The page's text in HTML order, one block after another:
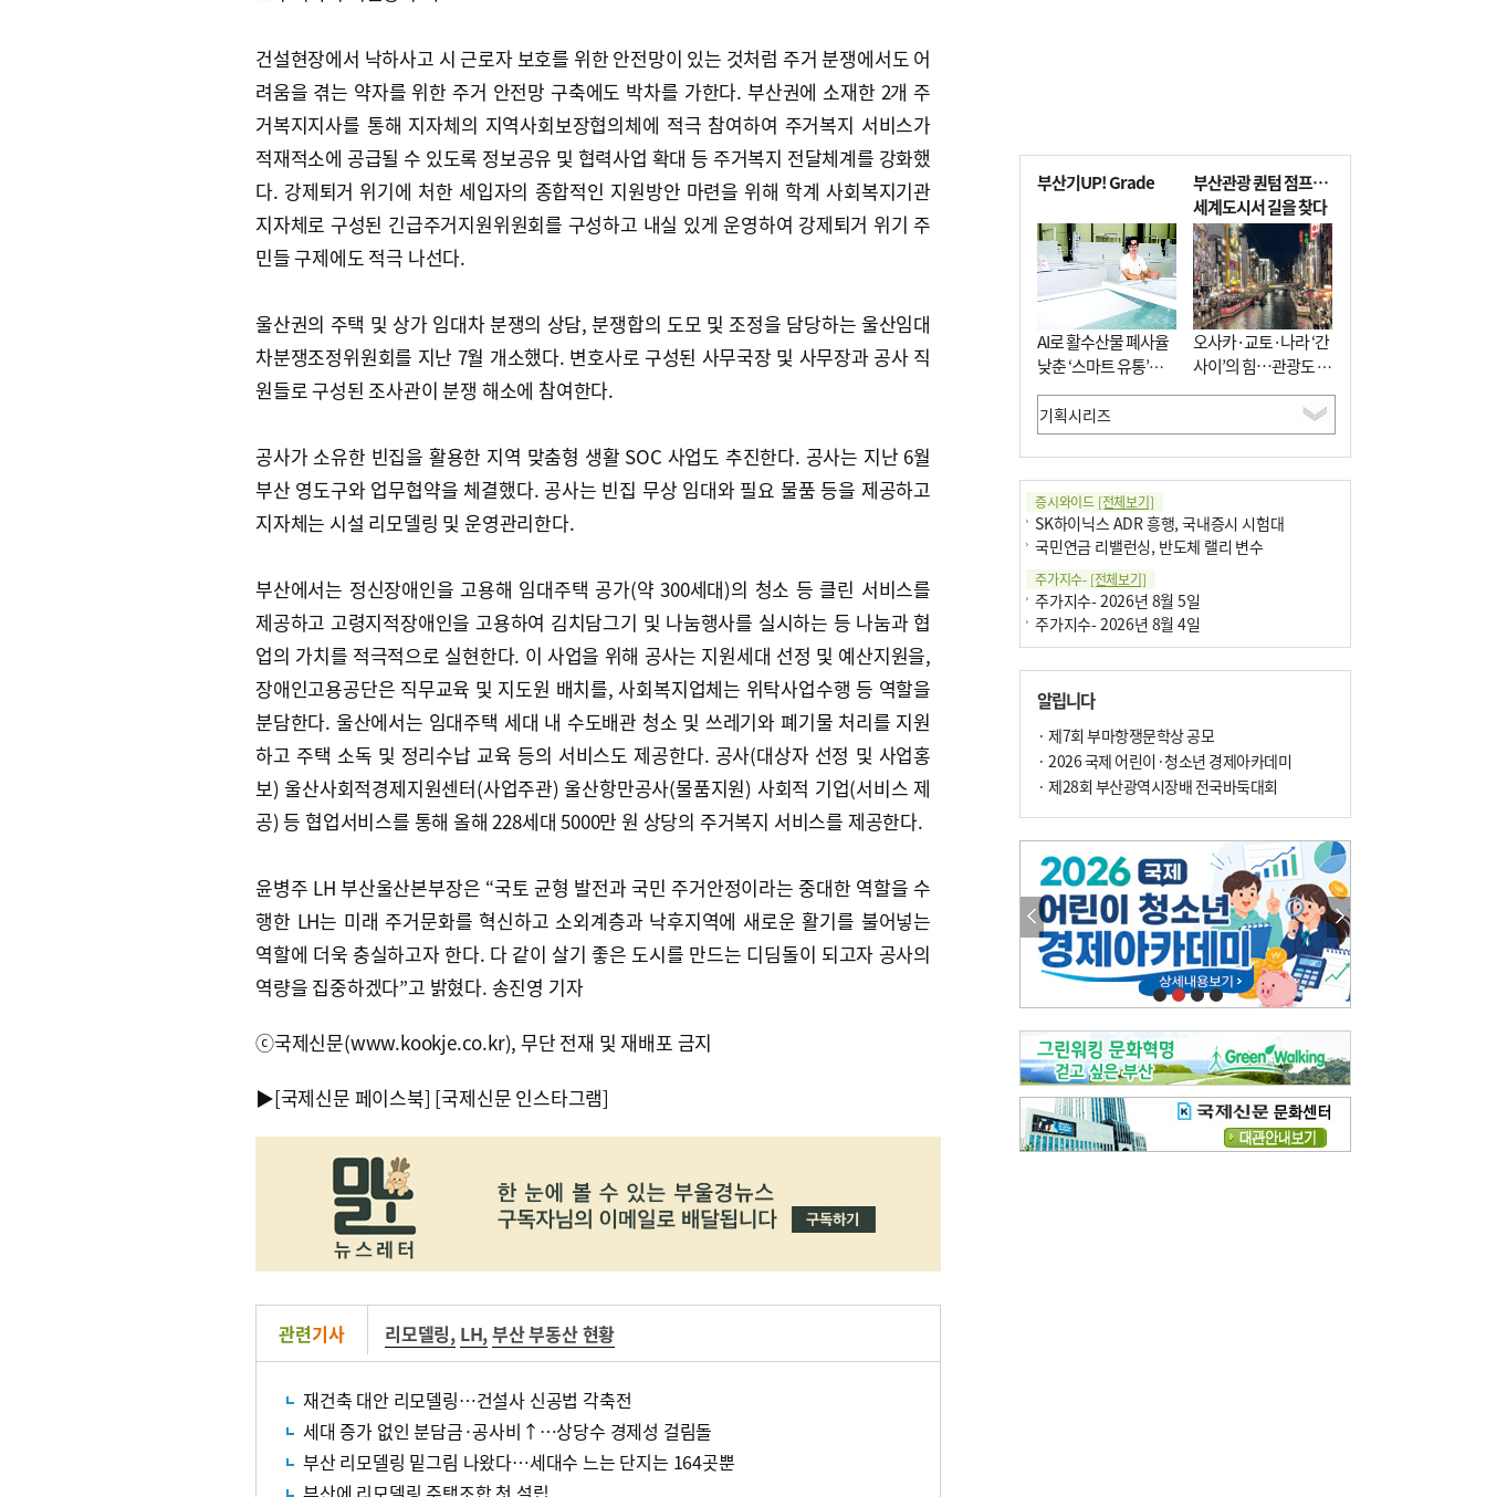
건설현장에서 낙하사고 시 근로자 보호를 위한 안전망이 있는 것처럼 주거 분쟁에서도 어
려움을 겪는 약자를 위한 주거 안전망 구축에도 박차를 가한다. 부산권에 소재한 2개 주
거복지지사를 통해 지자체의 지역사회보장협의체에 적극 참여하여 주거복지 서비스가
적재적소에 공급될 수 있도록 정보공유 및 협력사업 확대 등 주거복지 전달체계를 강화했
다. 강제퇴거 위기에 처한 세입자의 종합적인 지원방안 마련을 위해 학계 사회복지기관
지자체로 구성된 긴급주거지원위원회를 구성하고 내실 있게 운영하여 강제퇴거 위기 주
민들 구제에도 적극 나선다.
울산권의 주택 및 상가 임대차 분쟁의 상담, 분쟁합의 도모 및 조정을 담당하는 울산임대
차분쟁조정위원회를 지난 7월 개소했다. 변호사로 구성된 사무국장 및 사무장과 공사 직
원들로 구성된 조사관이 분쟁 해소에 참여한다.
공사가 소유한 빈집을 활용한 지역 맞춤형 생활 SOC 사업도 추진한다. 공사는 지난 6월
부산 영도구와 업무협약을 체결했다. 공사는 빈집 무상 임대와 필요 물품 등을 제공하고
지자체는 시설 리모델링 및 운영관리한다.
부산에서는 정신장애인을 고용해 임대주택 공가(약 300세대)의 청소 등 클린 서비스를
제공하고 고령지적장애인을 고용하여 김치담그기 및 나눔행사를 실시하는 등 나눔과 협
업의 가치를 적극적으로 실현한다. 이 사업을 위해 공사는 지원세대 선정 및 예산지원을,
장애인고용공단은 직무교육 및 지도원 배치를, 사회복지업체는 위탁사업수행 등 역할을
분담한다. 울산에서는 임대주택 세대 내 수도배관 청소 및 쓰레기와 폐기물 처리를 지원
하고 주택 소독 및 정리수납 교육 등의 서비스도 제공한다. 공사(대상자 선정 및 사업홍
보) 울산사회적경제지원센터(사업주관) 울산항만공사(물품지원) 사회적 기업(서비스 제
공) 등 협업서비스를 통해 올해 228세대 5000만 원 상당의 주거복지 서비스를 제공한다.
윤병주 LH 부산울산본부장은 “국토 균형 발전과 국민 주거안정이라는 중대한 역할을 수
행한 LH는 미래 주거문화를 혁신하고 소외계층과 낙후지역에 새로운 활기를 불어넣는
역할에 더욱 충실하고자 한다. 다 같이 살기 좋은 도시를 만드는 디딤돌이 되고자 공사의
역량을 집중하겠다”고 밝혔다. 송진영 기자
ⓒ국제신문(www.kookje.co.kr), 무단 전재 및 재배포 금지
▶[국제신문 페이스북] [국제신문 인스타그램]
관련기사 리모델링, LH,부산 부동산 현황
재건축 대안 리모델링…건설사 신공법 각축전
세대 증가 없인 분담금·공사비↑…상당수 경제성 걸림돌
부산 리모델링 밑그림 나왔다…세대수 느는 단지는 164곳뿐
부산기UP! Grade
AI로 활수산물 폐사율
낮춘 ‘스마트 유통’…
사막·산악지대 수출
도전
부산관광 퀀텀 점프…
세계도시서 길을 찾다
오사카·교토·나라 ‘간
사이’의 힘…관광도 뭉
쳐야 흥한다
증시와이드 [전체보기]
SK하이닉스 ADR 흥행, 국내증시 시험대
국민연금 리밸런싱, 반도체 랠리 변수
주가지수- [전체보기]
주가지수- 2026년 8월 5일
주가지수- 2026년 8월 4일
알립니다
· 제7회 부마항쟁문학상 공모
· 2026 국제 어린이·청소년 경제아카데미
· 제28회 부산광역시장배 전국바둑대회